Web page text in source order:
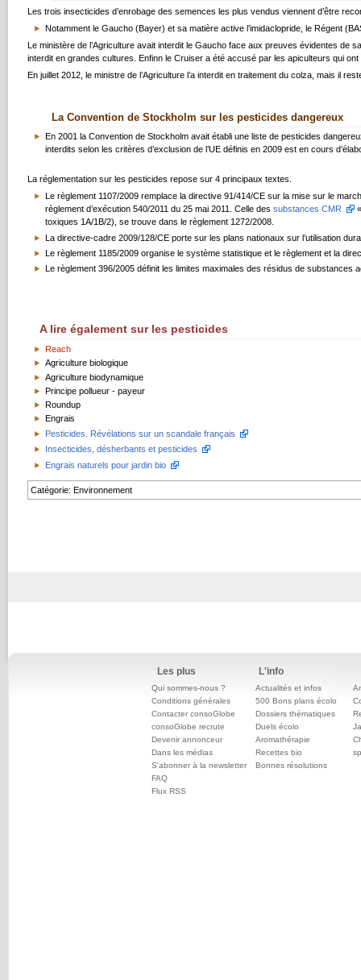
Les trois insecticides d’enrobage des semences les plus vendus viennent d’être
Notamment le Gaucho (Bayer) et sa matière active l’imidaclopride, le Régent
Le ministère de l’Agriculture avait interdit le Gaucho face aux preuves évidentes de
interdit en grandes cultures. Enfinn le Cruiser a été accusé par les apiculteurs qui ont
En juillet 2012, le ministre de l’Agriculture l’a interdit en traitement du colza, mais il
La Convention de Stockholm sur les pesticides dangereux
En 2001 la Convention de Stockholm avait établi une liste de pesticides
interdits selon les critères d’exclusion de l’UE définis en 2009 est en cours
La réglementation sur les pesticides repose sur 4 principaux textes.
Le règlement 1107/2009 remplace la directive 91/414/CE sur la mise sur le
règlement d’exécution 540/2011 du 25 mai 2011. Celle des substances CMR
«
toxiques 1A/1B/2), se trouve dans le règlement 1272/2008.
La directive-cadre 2009/128/CE porte sur les plans nationaux sur l’utilisation
Le règlement 1185/2009 organise le système statistique et le règlement et la
Le règlement 396/2005 définit les limites maximales des résidus de substances
A lire également sur les pesticides
Reach
Agriculture biologique
Agriculture biodynamique
Principe pollueur - payeur
Roundup
Engrais
Pesticides. Révélations sur un scandale français
Insecticides, désherbants et pesticides
Engrais naturels pour jardin bio
Catégorie: Environnement
Les plus
Qui sommes-nous ?
Conditions générales
Contacter consoGlobe
consoGlobe recrute
Devenir annonceur
Dans les médias
S'abonner à la newsletter
FAQ
Flux RSS
L'info
Actualités et infos
500 Bons plans écolo
Dossiers thématiques
Duels écolo
Aromathérapie
Recettes bio
Bonnes résolutions